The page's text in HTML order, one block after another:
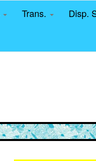
Trans. Disp.